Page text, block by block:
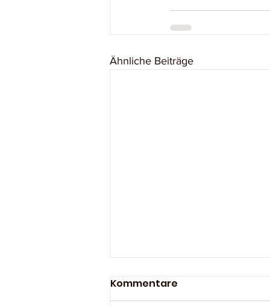
Ähnliche Beiträge
Kommentare